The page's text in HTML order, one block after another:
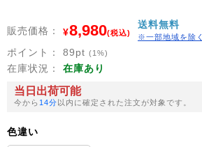
販売価格： ¥8,980(税込)
送料無料
※一部地域を除く
ポイント： 89pt (1%)
在庫状況： 在庫あり
当日出荷可能
今から 14分以内に確定された注文が対象です。
色違い